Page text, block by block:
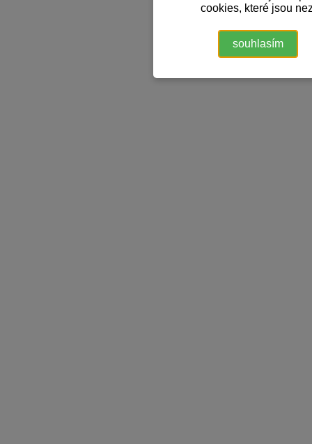
cookies, které jsou
souhlasím